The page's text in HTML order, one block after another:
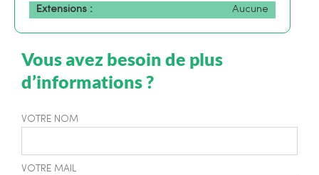
Extensions :
Aucune
Vous avez besoin de plus
d’informations ?
VOTRE NOM
VOTRE MAIL